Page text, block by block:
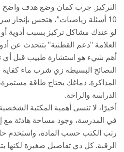
التركيز. جرب كمان وضع هدف
10 أسئلة رياضيات"، هتحس بإنجاز سريع يحفزك تستمر.
لو عندك مشاكل تركيز بسبب أدوية
العلامة "دعم القطنية" بتتحدث عن
أهم شيء هو استشارة طبيب قبل أي
النصائح البسيطة زي شرب ماء
المذاكرة. دماغك يحتاج طاقة
الدراسة والراحة.
أخيرًا، لا تنسى أهمية المكتبة
في المدرسة، وجود مساحة هادئة مع
رتب الكتب حسب المادة، واستخدم
الرقبة. كل دي تفاصيل صغيرة لكنها